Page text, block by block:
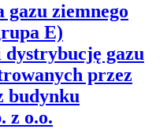
gazu ziemnego
E)
dystrybucję gazu
przez
budynku
z o.o.